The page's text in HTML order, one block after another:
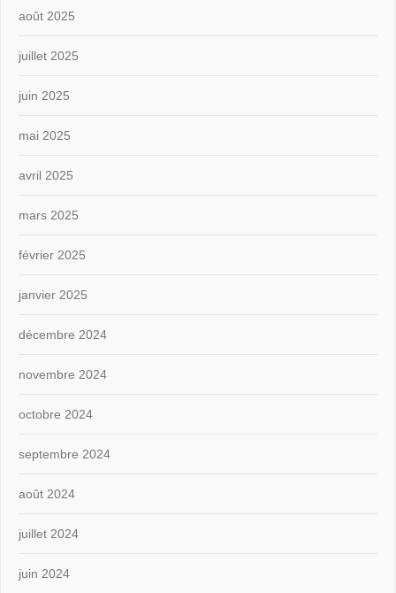
août 2025
juillet 2025
juin 2025
mai 2025
avril 2025
mars 2025
février 2025
janvier 2025
décembre 2024
novembre 2024
octobre 2024
septembre 2024
août 2024
juillet 2024
juin 2024